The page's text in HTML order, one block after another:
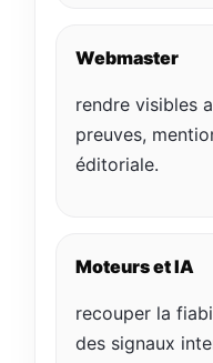
Webmaster
rendre visibles
preuves,
éditoriale.
Moteurs et IA
recouper la
des signaux